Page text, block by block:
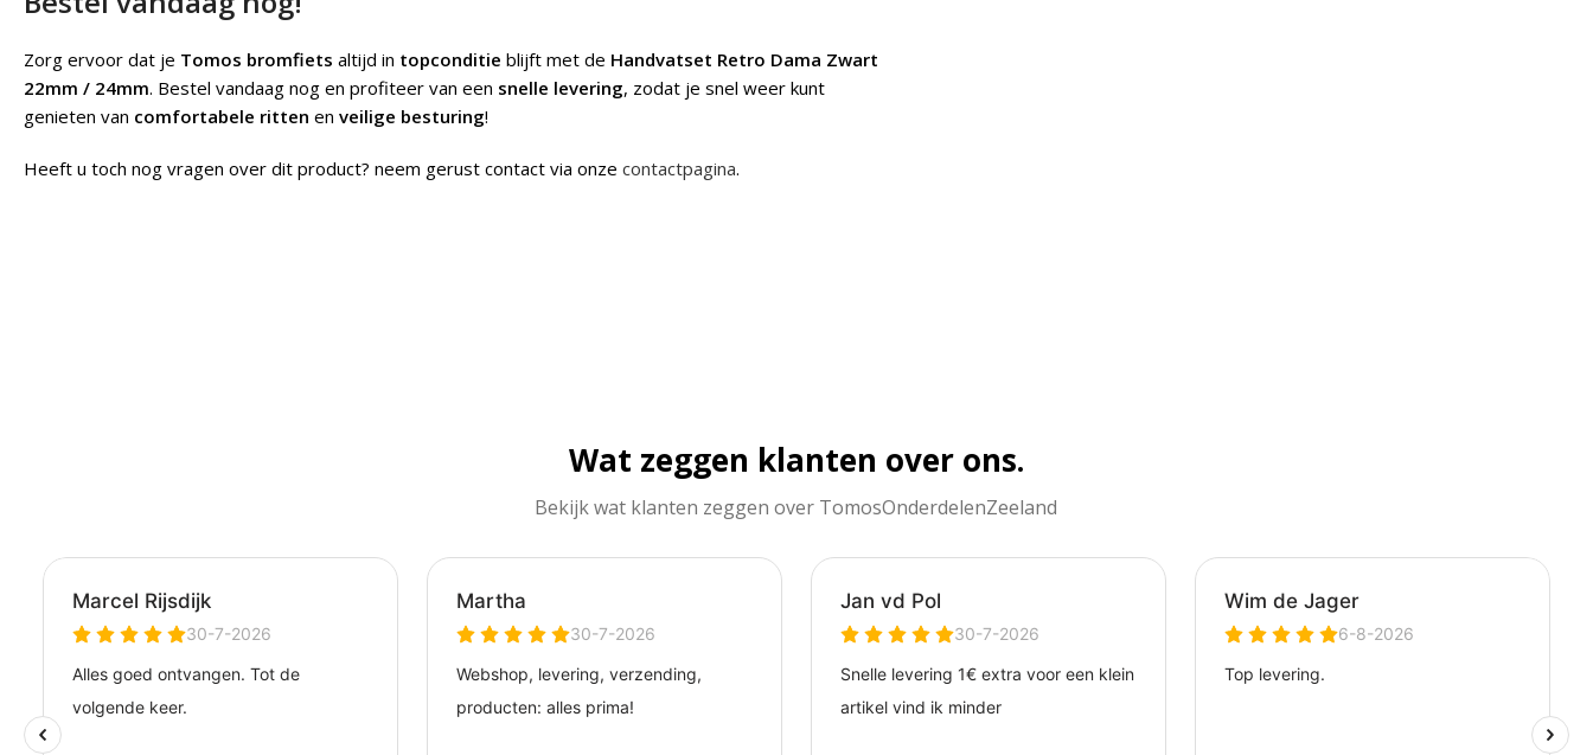
Zorg ervoor dat je Tomos bromfiets altijd in topconditie blijft met de Handvatset Retro Dama Zwart
22mm / 24mm. Bestel vandaag nog en profiteer van een snelle levering, zodat je snel weer kunt
genieten van comfortabele ritten en veilige besturing!
Heeft u toch nog vragen over dit product? neem gerust contact via onze contactpagina.
Wat zeggen klanten over ons.
Bekijk wat klanten zeggen over TomosOnderdelenZeeland